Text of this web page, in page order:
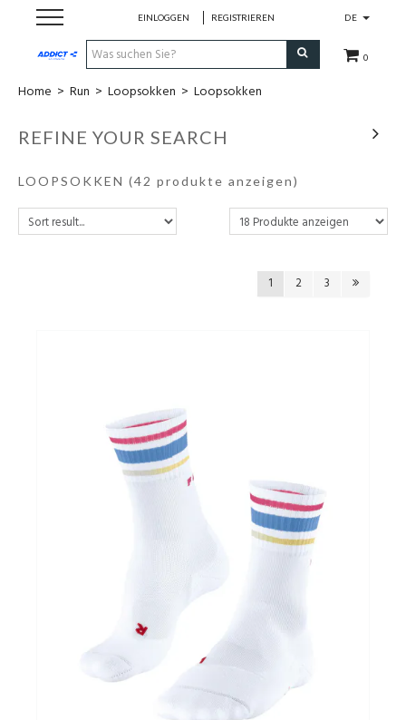
DE
0
EINLOGGEN REGISTRIEREN
Cadeaubon
Loopschoenen
Sportvoeding
Home > Run > Loopsokken > Loopsokken
REFINE YOUR SEARCH
LOOPSOKKEN (42 produkte anzeigen)
1 2 3